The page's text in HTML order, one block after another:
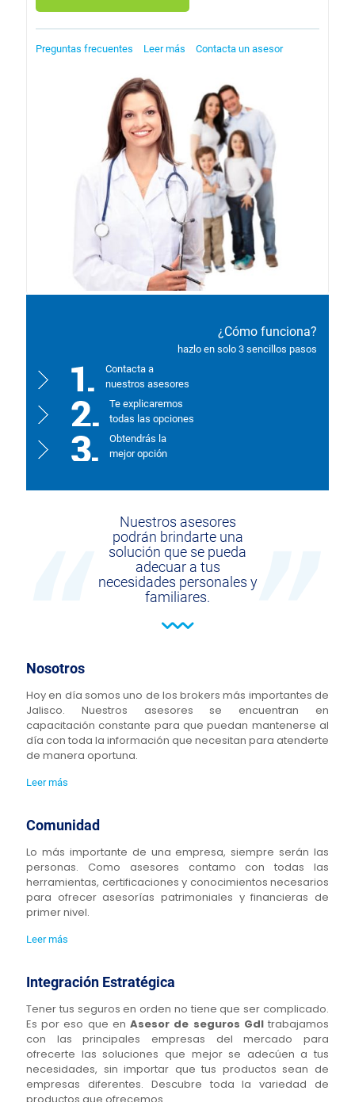
Preguntas frecuentes Leer más Contacta un asesor
¿Cómo funciona?
hazlo en solo 3 sencillos pasos
Contacta a
nuestros asesores
Te explicaremos
todas las opciones
Obtendrás la
mejor opción
Nuestros asesores
podrán brindarte una
solución que se pueda
adecuar a tus
necesidades personales y
familiares.
Nosotros
Hoy en día somos uno de los brokers más importantes de
Jalisco. Nuestros asesores se encuentran en
capacitación constante para que puedan mantenerse al
día con toda la información que necesitan para atenderte
de manera oportuna.
Leer más
Comunidad
Lo más importante de una empresa, siempre serán las
personas. Como asesores contamo con todas las
herramientas, certificaciones y conocimientos necesarios
para ofrecer asesorías patrimoniales y financieras de
primer nivel.
Leer más
Integración Estratégica
Tener tus seguros en orden no tiene que ser complicado.
Es por eso que enAsesor de seguros Gdltrabajamos
con las principales empresas del mercado para
ofrecerte las soluciones que mejor se adecúen a tus
necesidades, sin importar que tus productos sean de
empresas diferentes. Descubre toda la variedad de